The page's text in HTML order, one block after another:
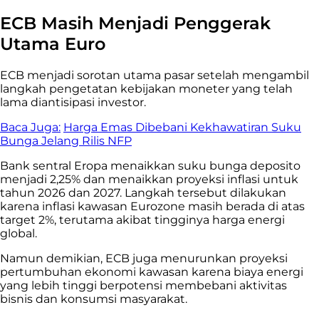
ECB Masih Menjadi Penggerak
Utama Euro
ECB menjadi sorotan utama pasar setelah mengambil
langkah pengetatan kebijakan moneter yang telah
lama diantisipasi investor.
Baca Juga: Harga Emas Dibebani Kekhawatiran Suku
Bunga Jelang Rilis NFP
Bank sentral Eropa menaikkan suku bunga deposito
menjadi 2,25% dan menaikkan proyeksi inflasi untuk
tahun 2026 dan 2027. Langkah tersebut dilakukan
karena inflasi kawasan Eurozone masih berada di atas
target 2%, terutama akibat tingginya harga energi
global.
Namun demikian, ECB juga menurunkan proyeksi
pertumbuhan ekonomi kawasan karena biaya energi
yang lebih tinggi berpotensi membebani aktivitas
bisnis dan konsumsi masyarakat.